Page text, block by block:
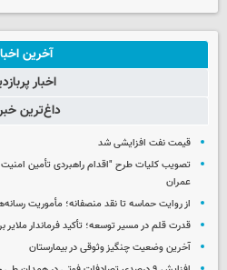
آخرین
اخبار
داغ‌ترین
قیمت نفت افزایشی شد
تصویب کلیات طرح "اقدام راهبردی تأمین
عمران
از روایت حماسه تا نقد منصفانه؛ مأموریت
قدرت قلم در مسیر توسعه؛ تأکید فرماندار ملایر
آخرین وضعیت چنگیز وثوقی در بیمارستان